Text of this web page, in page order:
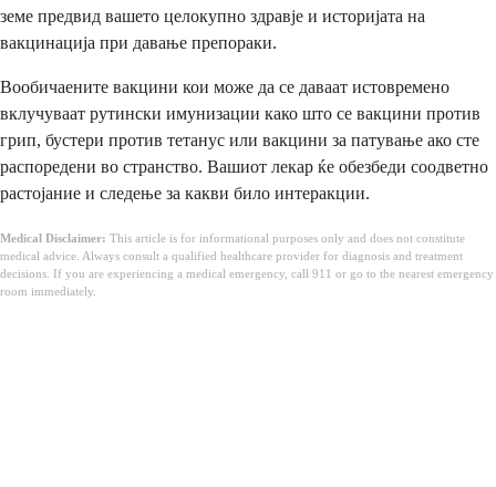
земе предвид вашето целокупно здравје и историјата на
вакцинација при давање препораки.
Вообичаените вакцини кои може да се даваат истовремено
вклучуваат рутински имунизации како што се вакцини против
грип, бустери против тетанус или вакцини за патување ако сте
распоредени во странство. Вашиот лекар ќе обезбеди соодветно
растојание и следење за какви било интеракции.
Medical Disclaimer: This article is for informational purposes only and does not constitute
medical advice. Always consult a qualified healthcare provider for diagnosis and treatment
decisions. If you are experiencing a medical emergency, call 911 or go to the nearest emergency
room immediately.